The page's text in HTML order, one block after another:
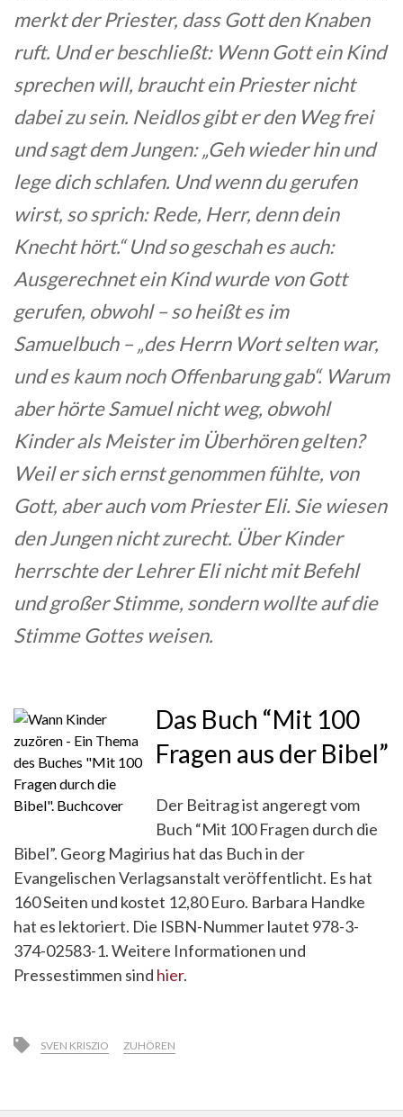
merkt der Priester, dass Gott den Knaben
ruft. Und er beschließt: Wenn Gott ein Kind
sprechen will, braucht ein Priester nicht
dabei zu sein. Neidlos gibt er den Weg frei
und sagt dem Jungen: „Geh wieder hin und
lege dich schlafen. Und wenn du gerufen
wirst, so sprich: Rede, Herr, denn dein
Knecht hört.“ Und so geschah es auch:
Ausgerechnet ein Kind wurde von Gott
gerufen, obwohl – so heißt es im
Samuelbuch – „des Herrn Wort selten war,
und es kaum noch Offenbarung gab“. Warum
aber hörte Samuel nicht weg, obwohl
Kinder als Meister im Überhören gelten?
Weil er sich ernst genommen fühlte, von
Gott, aber auch vom Priester Eli. Sie wiesen
den Jungen nicht zurecht. Über Kinder
herrschte der Lehrer Eli nicht mit Befehl
und großer Stimme, sondern wollte auf die
Stimme Gottes weisen.
Das Buch “Mit 100
Fragen aus der Bibel”
Der Beitrag ist angeregt vom
Buch “Mit 100 Fragen durch die
Bibel”. Georg Magirius hat das Buch in der
Evangelischen Verlagsanstalt veröffentlicht. Es hat
160 Seiten und kostet 12,80 Euro. Barbara Handke
hat es lektoriert. Die ISBN-Nummer lautet 978-3-
374-02583-1. Weitere Informationen und
Pressestimmen sind hier.
SVEN KRISZIO ZUHÖREN